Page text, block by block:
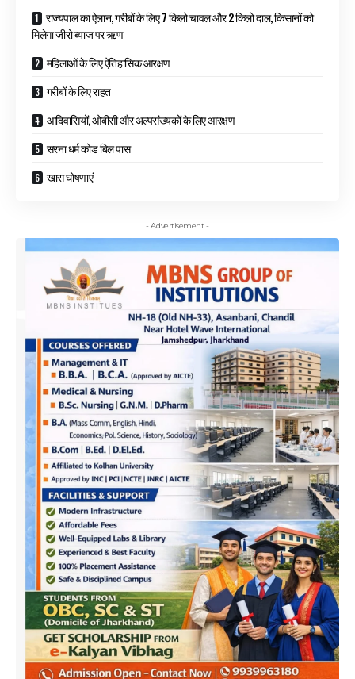
राज्यपाल का ऐलान, गरीबों के लिए 7 किलो चावल और 2 किलो दाल, किसानों को
मिलेगा जीरो ब्याज पर ऋण
महिलाओं के लिए ऐतिहासिक आरक्षण
गरीबों के लिए राहत
आदिवासियों, ओबीसी और अल्पसंख्यकों के लिए आरक्षण
सरना धर्म कोड बिल पास
खास घोषणाएं
- Advertisement -